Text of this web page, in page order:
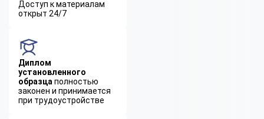
Доступ к материалам
открыт 24/7
Диплом
установленного
образца полностью
законен и принимается
при трудоустройстве